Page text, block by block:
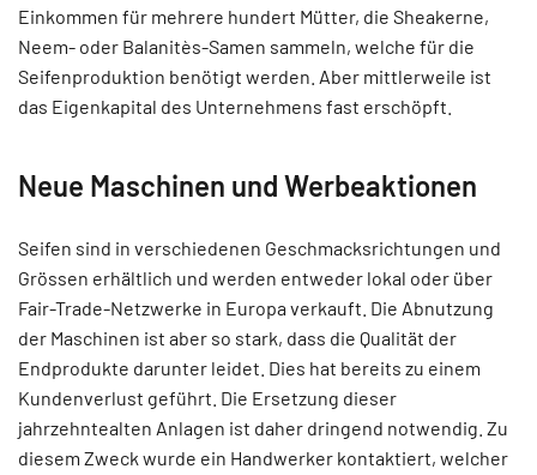
Einkommen für mehrere hundert Mütter, die Sheakerne,
Neem- oder Balanitès-Samen sammeln, welche für die
Seifenproduktion benötigt werden. Aber mittlerweile ist
das Eigenkapital des Unternehmens fast erschöpft.
Neue Maschinen und Werbeaktionen
Seifen sind in verschiedenen Geschmacksrichtungen und
Grössen erhältlich und werden entweder lokal oder über
Fair-Trade-Netzwerke in Europa verkauft. Die Abnutzung
der Maschinen ist aber so stark, dass die Qualität der
Endprodukte darunter leidet. Dies hat bereits zu einem
Kundenverlust geführt. Die Ersetzung dieser
jahrzehntealten Anlagen ist daher dringend notwendig. Zu
diesem Zweck wurde ein Handwerker kontaktiert, welcher